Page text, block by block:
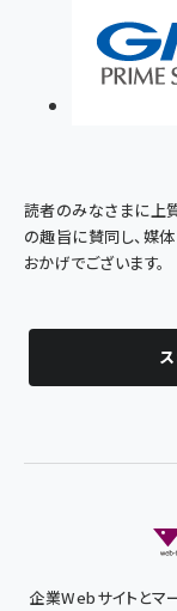
読者のみなさまに上
の趣旨に賛同し、媒
おかげでございます。
企業Webサイトとマ